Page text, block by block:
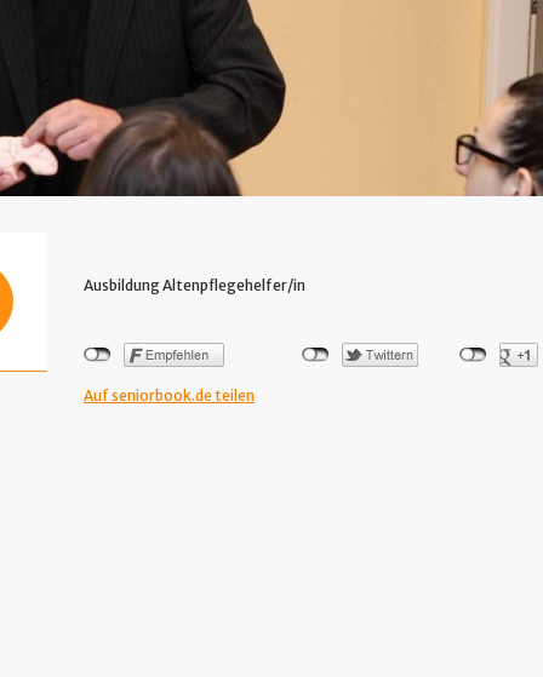
Ausbildung Altenpflegehelfer/in
Auf seniorbook.de teilen